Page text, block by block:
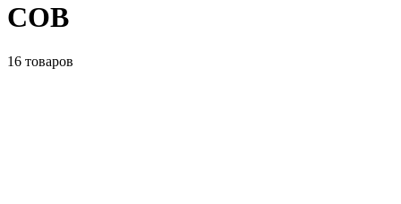
COB
16 товаров